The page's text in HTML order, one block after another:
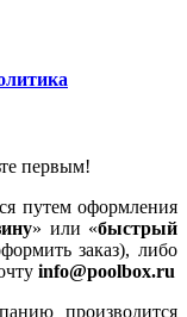
первым!
путем оформления
» или «быстрый
заказ), либо
info@poolbox.ru
производится